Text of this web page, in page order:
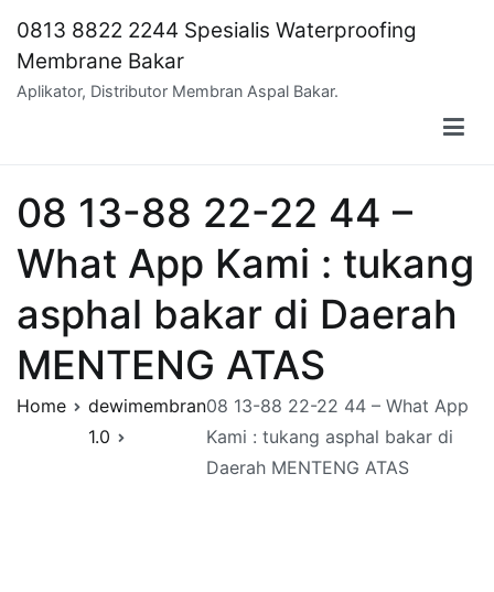
content
0813 8822 2244 Spesialis Waterproofing
Membrane Bakar
Aplikator, Distributor Membran Aspal Bakar.
08 13-88 22-22 44 –
What App Kami : tukang
asphal bakar di Daerah
MENTENG ATAS
Home
dewimembran
1.0
08 13-88 22-22 44 – What App
Kami : tukang asphal bakar di
Daerah MENTENG ATAS